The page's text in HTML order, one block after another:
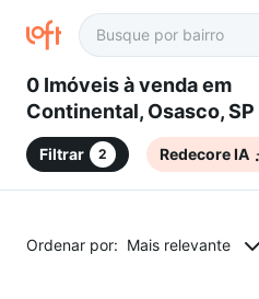
0 Imóveis à venda em
Continental, Osasco, SP
Filtrar 2 Redecore IA
Ordenar por: Mais relevante